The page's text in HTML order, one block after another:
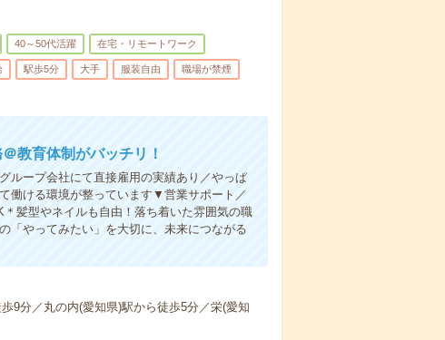
40～50代活躍 在宅・リモートワーク
駅歩5分 大手 服装自由 職場が禁煙
教育体制がバッチリ！
ープ会社にて直接雇用の実績あり／やっぱ
働ける環境が整っています▼営業サポート／
髪型やネイルも自由！落ち着いた雰囲気の職
「やってみたい」を大切に、未来につながる
9分／丸の内(愛知県)駅から徒歩5分／栄(愛知